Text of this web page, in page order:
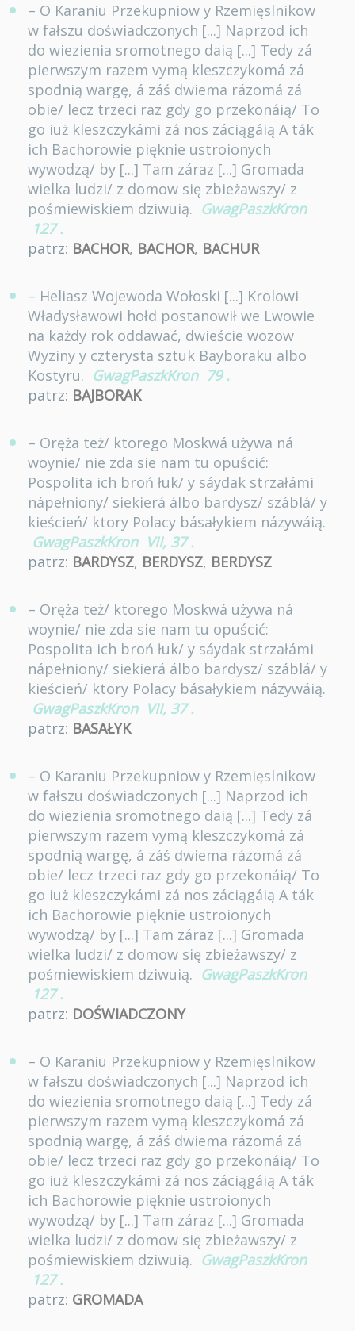
– O Karaniu Przekupniow y Rzemięslnikow
w fałszu doświadczonych [...] Naprzod ich
do wiezienia sromotnego daią [...] Tedy zá
pierwszym razem vymą kleszczykomá zá
spodnią wargę, á záś dwiema rázomá zá
obie/ lecz trzeci raz gdy go przekonáią/ To
go iuż kleszczykámi zá nos záciągáią A ták
ich Bachorowie pięknie ustroionych
wywodzą/ by [...] Tam záraz [...] Gromada
wielka ludzi/ z domow się zbieżawszy/ z
pośmiewiskiem dziwuią. GwagPaszkKron
127 .
patrz: BACHOR, BACHOR, BACHUR
– Heliasz Wojewoda Wołoski [...] Krolowi
Władysławowi hołd postanowił we Lwowie
na każdy rok oddawać, dwieście wozow
Wyziny y czterysta sztuk Bayboraku albo
Kostyru. GwagPaszkKron 79 .
patrz: BAJBORAK
– Oręża też/ ktorego Moskwá używa ná
woynie/ nie zda sie nam tu opuścić:
Pospolita ich broń łuk/ y sáydak strzałámi
nápełniony/ siekierá álbo bardysz/ száblá/ y
kieścień/ ktory Polacy básałykiem názywáią.
GwagPaszkKron VII, 37 .
patrz: BARDYSZ, BERDYSZ, BERDYSZ
– Oręża też/ ktorego Moskwá używa ná
woynie/ nie zda sie nam tu opuścić:
Pospolita ich broń łuk/ y sáydak strzałámi
nápełniony/ siekierá álbo bardysz/ száblá/ y
kieścień/ ktory Polacy básałykiem názywáią.
GwagPaszkKron VII, 37 .
patrz: BASAŁYK
– O Karaniu Przekupniow y Rzemięslnikow
w fałszu doświadczonych [...] Naprzod ich
do wiezienia sromotnego daią [...] Tedy zá
pierwszym razem vymą kleszczykomá zá
spodnią wargę, á záś dwiema rázomá zá
obie/ lecz trzeci raz gdy go przekonáią/ To
go iuż kleszczykámi zá nos záciągáią A ták
ich Bachorowie pięknie ustroionych
wywodzą/ by [...] Tam záraz [...] Gromada
wielka ludzi/ z domow się zbieżawszy/ z
pośmiewiskiem dziwuią. GwagPaszkKron
127 .
patrz: DOŚWIADCZONY
– O Karaniu Przekupniow y Rzemięslnikow
w fałszu doświadczonych [...] Naprzod ich
do wiezienia sromotnego daią [...] Tedy zá
pierwszym razem vymą kleszczykomá zá
spodnią wargę, á záś dwiema rázomá zá
obie/ lecz trzeci raz gdy go przekonáią/ To
go iuż kleszczykámi zá nos záciągáią A ták
ich Bachorowie pięknie ustroionych
wywodzą/ by [...] Tam záraz [...] Gromada
wielka ludzi/ z domow się zbieżawszy/ z
pośmiewiskiem dziwuią. GwagPaszkKron
127 .
patrz: GROMADA